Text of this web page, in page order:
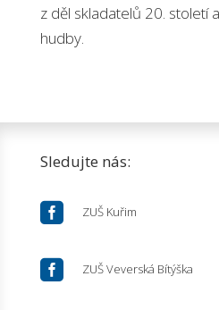
z děl skladatelů 20. století
hudby.
Sledujte nás:
 ZUŠ Kuřim
 ZUŠ Veverská Bítýška